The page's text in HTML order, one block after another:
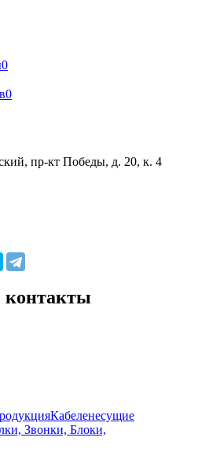
0
0
пр-кт Победы, д. 20, к. 4
контакты
Кабеленесущие
Звонки, Блоки,